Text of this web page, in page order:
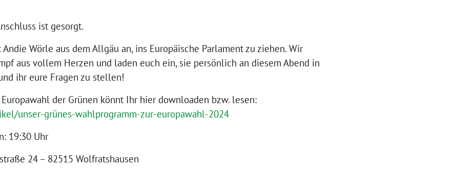
ist gesorgt.
Wörle aus dem Allgäu an, ins Europäische Parlament zu ziehen. Wir
aus vollem Herzen und laden euch ein, sie persönlich an diesem Abend in
ihr eure Fragen zu stellen!
der Grünen könnt Ihr hier downloaden bzw. lesen:
unser-grünes-wahlprogramm-zur-europawahl-2024
19:30 Uhr
24 – 82515 Wolfratshausen